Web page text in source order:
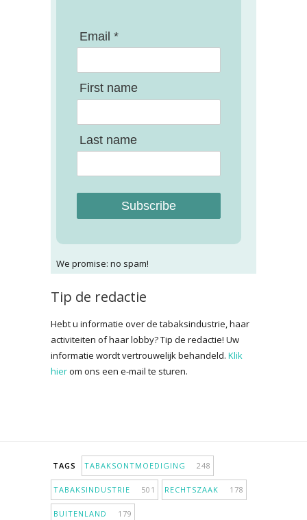
Email *
First name
Last name
Subscribe
We promise: no spam!
Tip de redactie
Hebt u informatie over de tabaksindustrie, haar
activiteiten of haar lobby? Tip de redactie! Uw
informatie wordt vertrouwelijk behandeld. Klik
hierom ons een e-mail te sturen.
TAGS TABAKSONTMOEDIGING 248
TABAKSINDUSTRIE 501 RECHTSZAAK 178
BUITENLAND 179